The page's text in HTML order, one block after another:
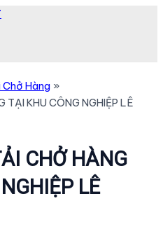
Hàng
TẠI KHU CÔNG NGHIỆP LÊ
CHỞ HÀNG
LÊ